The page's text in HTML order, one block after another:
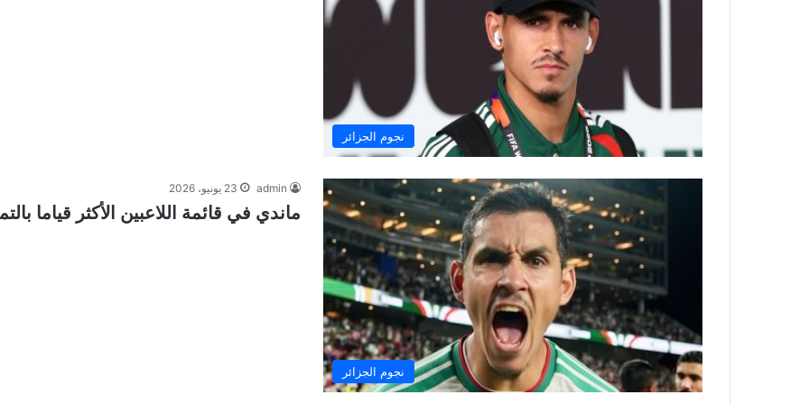
نجوم الجزائر
نجوم الجزائر
admin 23 يونيو، 2026
ماندي في قائمة اللاعبين الأكثر قياما